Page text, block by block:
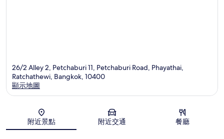
26/2 Alley 2, Petchaburi 11, Petchaburi Road, Phayathai,
Ratchathewi, Bangkok, 10400
顯示地圖
附近景點 附近交通 餐廳